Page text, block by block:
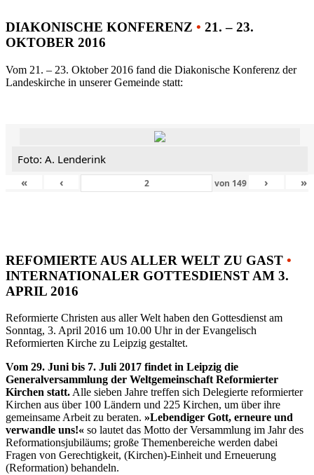
DIAKONISCHE KONFERENZ • 21. – 23.
OKTOBER 2016
Vom 21. – 23. Oktober 2016 fand die Diakonische Konferenz der
Landeskirche in unserer Gemeinde statt:
Foto: A. Lenderink
«
‹ von 149 › »
REFOMIERTE AUS ALLER WELT ZU GAST •
INTERNATIONALER GOTTESDIENST AM 3.
APRIL 2016
Reformierte Christen aus aller Welt haben den Gottesdienst am
Sonntag, 3. April 2016 um 10.00 Uhr in der Evangelisch
Reformierten Kirche zu Leipzig gestaltet.
Vom 29. Juni bis 7. Juli 2017 findet in Leipzig die
Generalversammlung der Weltgemeinschaft Reformierter
Kirchen statt.Alle sieben Jahre treffen sich Delegierte reformierter
Kirchen aus über 100 Ländern und 225 Kirchen, um über ihre
gemeinsame Arbeit zu beraten. »Lebendiger Gott, erneure und
verwandle uns!« so lautet das Motto der Versammlung im Jahr des
Reformationsjubiläums; große Themenbereiche werden dabei
Fragen von Gerechtigkeit, (Kirchen)-Einheit und Erneuerung
(Reformation) behandeln.